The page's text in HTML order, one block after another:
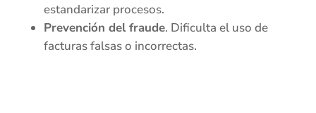
estandarizar procesos.
Prevención del fraude. Dificulta el uso de
facturas falsas o incorrectas.